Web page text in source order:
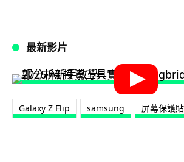
最新影片
Galaxy Z Flip samsung 屏幕保護貼